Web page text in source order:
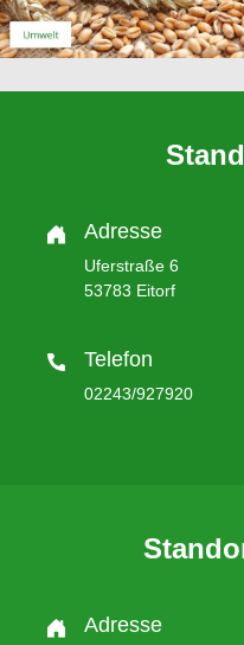
Adresse
Uferstraße 6
53783 Eitorf
Telefon
02243/927920
Adresse